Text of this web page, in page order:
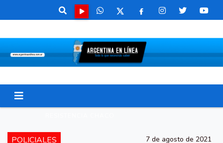
POLICIALES 7 de agosto de 2021